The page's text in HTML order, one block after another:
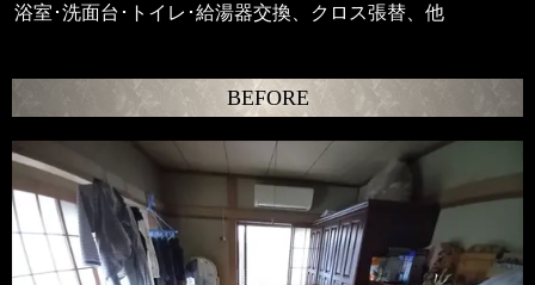
浴室･洗面台･トイレ･給湯器交換、クロス張替、他
BEFORE